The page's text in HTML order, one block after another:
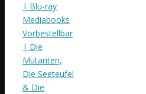
| Blu-ray
Mediabooks
Vorbestellbar
| Die
Mutanten,
Die Seeteufel
& Die